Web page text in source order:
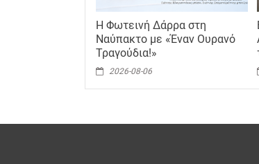
Η Φωτεινή Δάρρα στη
Ναύπακτο με «Έναν Ουρανό
Τραγούδια!»
2026-08-06